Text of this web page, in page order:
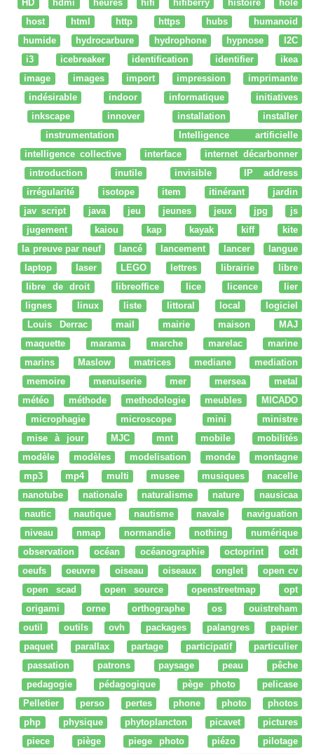
HD hdmi heures hifi hifiberry histoire
hole
host
html http https hubs
humanoid
humide
hydrocarbure hydrophone hypnose
I2C
i3
icebreaker identification identifier
ikea
image
images import impression
imprimante
indésirable
indoor informatique
initiatives
inkscape
innover installation
installer
instrumentation
Intelligence artificielle
intelligence collective
interface
internet décarbonner
introduction
inutile invisible
IP address
irrégularité
isotope item itinérant
jardin
jav script
java jeu jeunes jeux jpg
js
jugement
kaiou kap kayak kiff
kite
la preuve par neuf
lancé lancement lancer
langue
laptop
laser LEGO lettres librairie
libre
libre de droit
libreoffice lice licence
lier
lignes
linux liste littoral local
logiciel
Louis Derrac
mail mairie maison
MAJ
maquette
marama marche marelac
marine
marins
Maslow matrices mediane
mediation
memoire
menuiserie mer mersea
metal
météo
méthode methodologie meubles
MICADO
microphagie
microscope mini
ministre
mise à jour
MJC mnt mobile
mobilités
modèle
modèles modelisation monde
montagne
mp3
mp4 multi musee musiques
nacelle
nanotube
nationale naturalisme nature
nausicaa
nautic
nautique nautisme navale
naviguation
niveau
nmap normandie nothing
numérique
observation
océan océanographie octoprint
odt
oeufs
oeuvre oiseau oiseaux onglet
open cv
open scad
open source openstreetmap
opt
origami
orne orthographe os
ouistreham
outil
outils ovh packages palangres
papier
paquet
parallax partage participatif
particulier
passation
patrons paysage peau
pêche
pedagogie
pédagogique pège photo
pelicase
Pelletier
perso pertes phone photo
photos
php
physique phytoplancton picavet
pictures
piece
piège piege photo piézo
pilotage